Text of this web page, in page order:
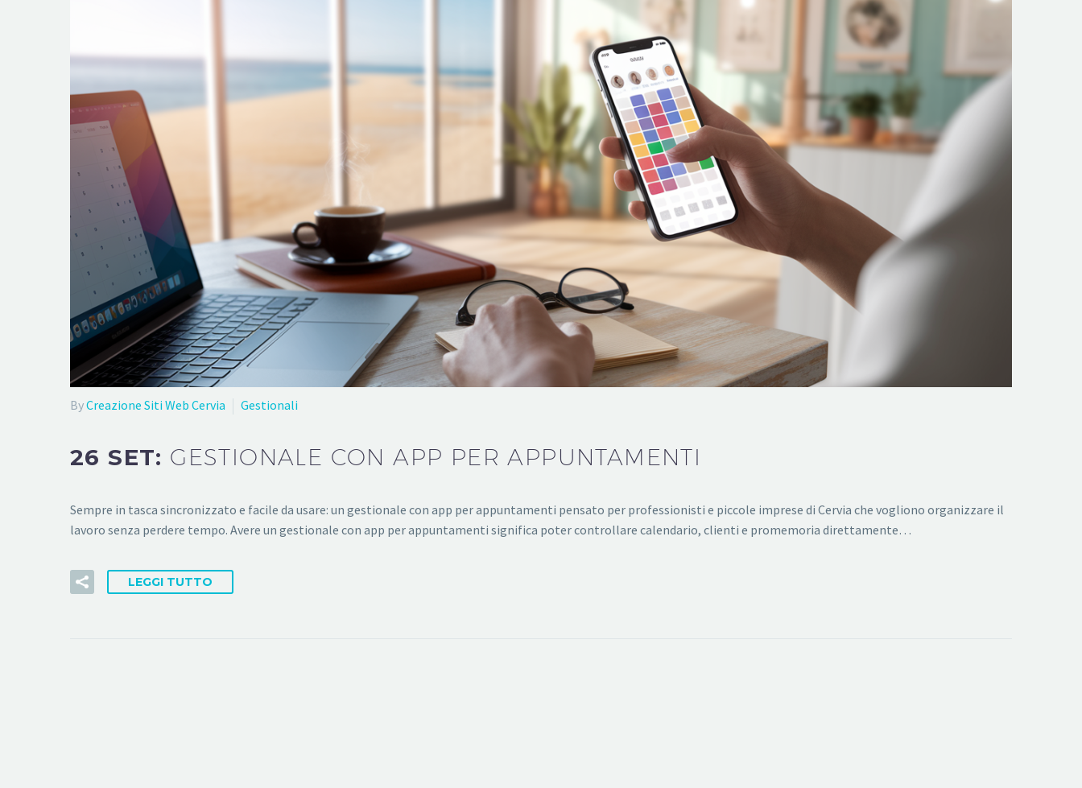
ByCreazione Siti Web Cervia Gestionali
26 SET: GESTIONALE CON APP PER APPUNTAMENTI
Sempre in tasca sincronizzato e facile da usare: un gestionale con app per appuntamenti pensato per professionisti e piccole imprese di Cervia che vogliono organizzare il
lavoro senza perdere tempo. Avere un gestionale con app per appuntamenti significa poter controllare calendario, clienti e promemoria direttamente…
LEGGI TUTTO